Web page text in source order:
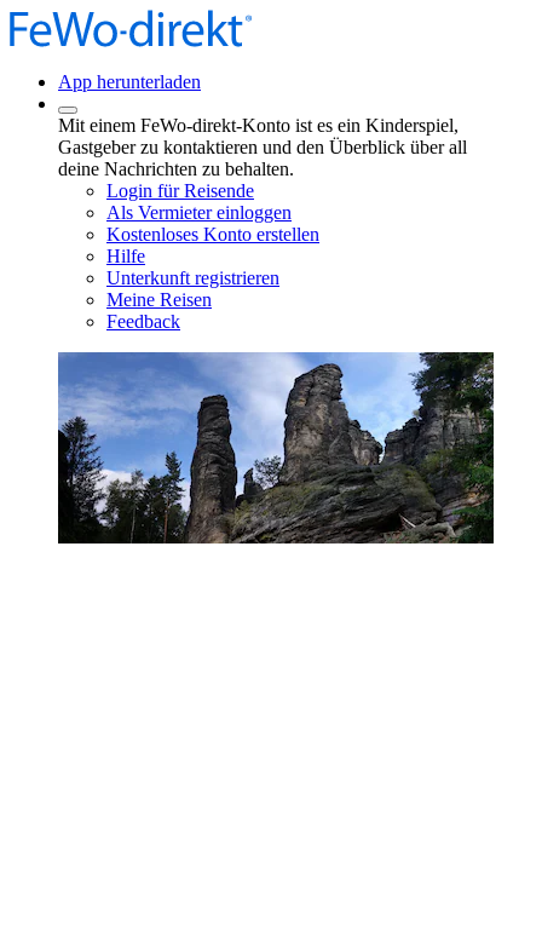
App herunterladen
Mit einem FeWo-direkt-Konto ist es ein Kinderspiel,
Gastgeber zu kontaktieren und den Überblick über all
deine Nachrichten zu behalten.
Login für Reisende
Als Vermieter einloggen
Kostenloses Konto erstellen
Hilfe
Unterkunft registrieren
Meine Reisen
Feedback